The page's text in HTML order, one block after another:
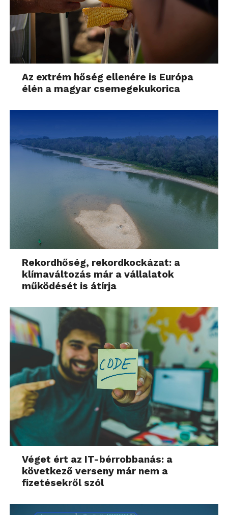
Az extrém hőség ellenére is Európa
élén a magyar csemegekukorica
Rekordhőség, rekordkockázat: a
klímaváltozás már a vállalatok
működését is átírja
Véget ért az IT-bérrobbanás: a
következő verseny már nem a
fizetésekről szól